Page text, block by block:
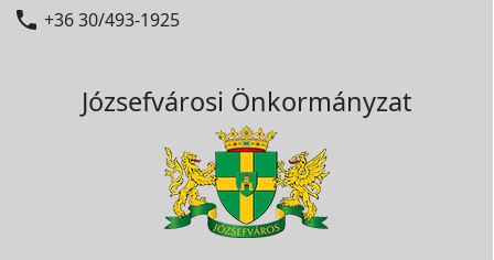
 +36 30/493-1925
Józsefvárosi Önkormányzat